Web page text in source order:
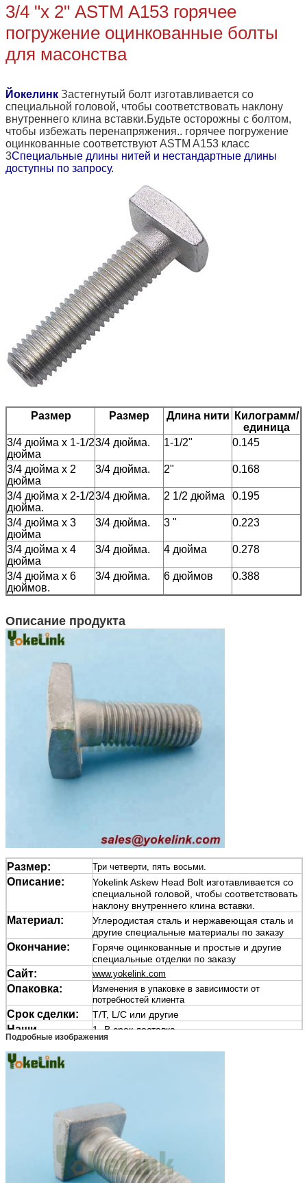
3/4 "х 2" ASTM A153 горячее
погружение оцинкованные болты
для масонства
Йокелинк Застегнутый болт изготавливается со
специальной головой, чтобы соответствовать наклону
внутреннего клина вставки.Будьте осторожны с болтом,
чтобы избежать перенапряжения.. горячее погружение
оцинкованные соответствуют ASTM A153 класс
3Специальные длины нитей и нестандартные длины
доступны по запросу.
Размер Размер Длина нити
Килограмм/
единица
3/4 дюйма х 1-1/2
дюйма
3/4 дюйма. 1-1/2" 0.145
3/4 дюйма х 2
дюйма
3/4 дюйма. 2" 0.168
3/4 дюйма х 2-1/2
дюйма.
3/4 дюйма. 2 1/2 дюйма 0.195
3/4 дюйма х 3
дюйма
3/4 дюйма. 3 " 0.223
3/4 дюйма х 4
дюйма
3/4 дюйма. 4 дюйма 0.278
3/4 дюйма х 6
дюймов.
3/4 дюйма. 6 дюймов 0.388
Описание продукта
Размер: Три четверти, пять восьми.
Описание:
Yokelink Askew Head Bolt изготавливается со
специальной головой, чтобы соответствовать
наклону внутреннего клина вставки.
Материал:
Углеродистая сталь и нержавеющая сталь и
другие специальные материалы по заказу
Окончание:
Горяче оцинкованные и простые и другие
специальные отделки по заказу
Сайт: www.yokelink.com
Опаковка:
Изменения в упаковке в зависимости от
потребностей клиента
Срок сделки: T/T, L/C или другие
Наши
преимущества:
1- В срок доставка.
2Защита платежей
3Защита качества продукции
осторожны с болтом, чтобы избежать
перенапряжения.. горячее погружение
оцинкованные соответствуют ASTM A153
класс 3
Примечание:
Пожалуйста, дайте нам знать размер,
количество, материал или класс,
Подробные изображения